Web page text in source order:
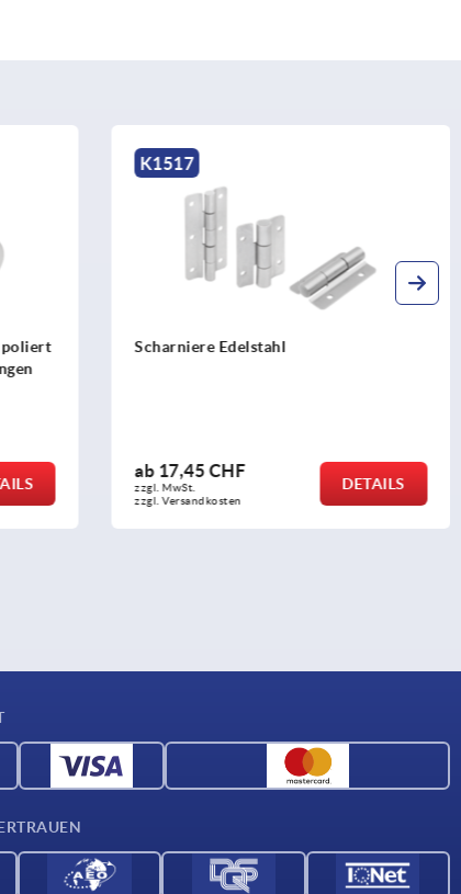
K1144
Scharniere eckig mit Senkbohrung,
ab12,03 CHF
zzgl. MwSt.
zzgl. Versandkosten
DETAILS